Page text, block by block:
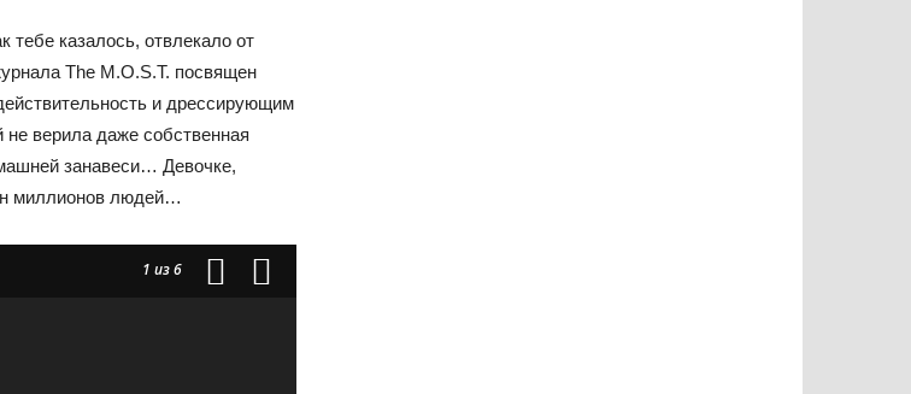
тебе казалось, отвлекало от
The M.O.S.T. посвящен
и дрессирующим
верила даже собственная
занавеси… Девочке,
миллионов людей…
1 из 6